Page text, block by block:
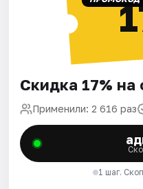
Скидка 17%
Применили: 2 616 раз
1 шаг.